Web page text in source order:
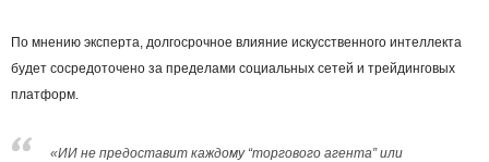
По мнению эксперта, долгосрочное влияние искусственного интеллекта
будет сосредоточено за пределами социальных сетей и трейдинговых
платформ.
«ИИ не предоставит каждому “торгового агента” или